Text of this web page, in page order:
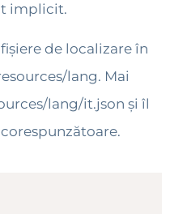
implicit.
de localizare în
lang. Mai
lang/it.json și îl